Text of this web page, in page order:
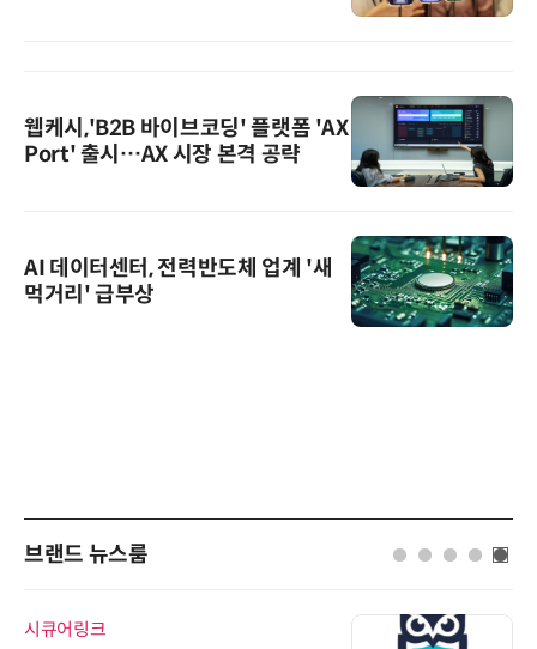
웹케시,'B2B 바이브코딩' 플랫폼 'AX
Port' 출시…AX 시장 본격 공략
AI 데이터센터, 전력반도체 업계 '새
먹거리' 급부상
브랜드 뉴스룸
시큐어링크